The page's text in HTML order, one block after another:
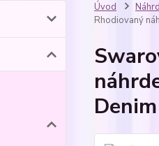
Úvod
Rhodiovaný